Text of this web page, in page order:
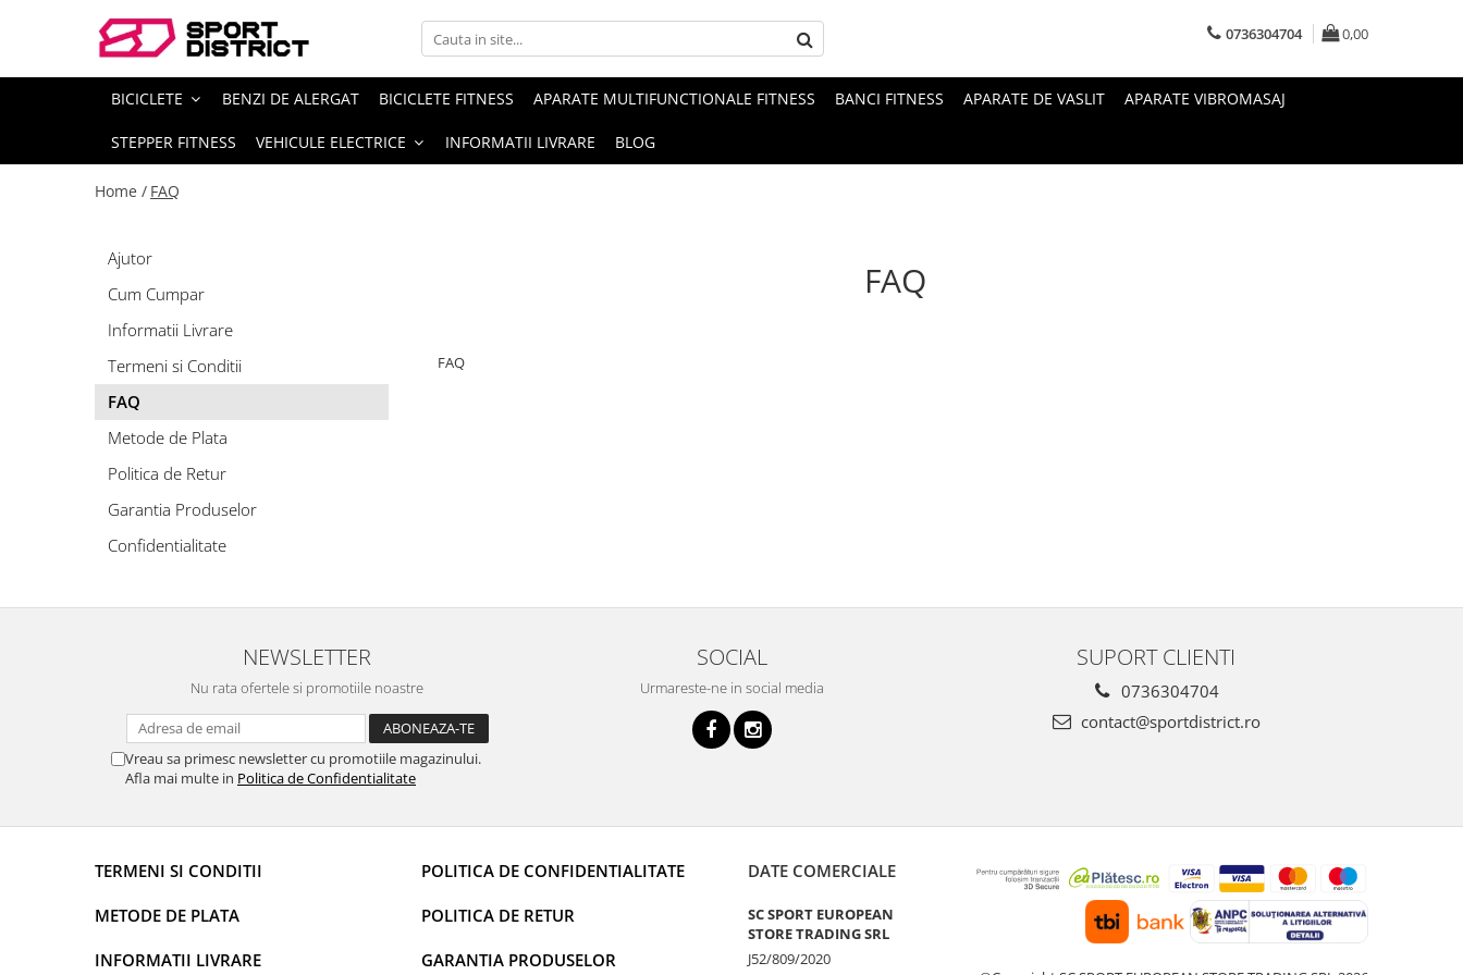
Biciclete de oras
Biciclete copii
Biciclete pliabile
Biciclete fat bike
Biciclete de sosea
Longboard electric
Skateboard electric
Triciclete electrice
Motociclete electrice
Trotinete electrice
0736304704 0,00
BICICLETE BENZI DE ALERGAT BICICLETE FITNESS APARATE MULTIFUNCTIONALE FITNESS BANCI FITNESS APARATE DE VASLIT APARATE VIBROMASAJ
STEPPER FITNESS VEHICULE ELECTRICE INFORMATII LIVRARE BLOG
Home / FAQ
FAQ
FAQ
Ajutor
Cum Cumpar
Informatii Livrare
Termeni si Conditii
FAQ
Metode de Plata
Politica de Retur
Garantia Produselor
Confidentialitate
NEWSLETTER
Nu rata ofertele si promotiile noastre
Vreau sa primesc newsletter cu promotiile magazinului.
Afla mai multe in Politica de Confidentialitate
SOCIAL
Urmareste-ne in social media
SUPORT CLIENTI
0736304704
contact@sportdistrict.ro
TERMENI SI CONDITII
METODE DE PLATA
INFORMATII LIVRARE
POLITICA DE CONFIDENTIALITATE
POLITICA DE RETUR
GARANTIA PRODUSELOR
DATE COMERCIALE
SC SPORT EUROPEAN
STORE TRADING SRL
J52/809/2020